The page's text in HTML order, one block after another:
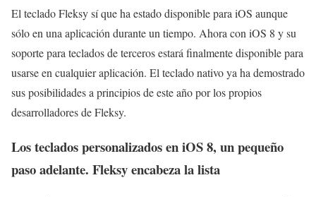
El teclado Fleksy sí que ha estado disponible para iOS aunque
sólo en una aplicación durante un tiempo. Ahora con iOS 8 y su
soporte para teclados de terceros estará finalmente disponible para
usarse en cualquier aplicación. El teclado nativo ya ha demostrado
sus posibilidades a principios de este año por los propios
desarrolladores de Fleksy.
Los teclados personalizados en iOS 8, un pequeño
paso adelante. Fleksy encabeza la lista